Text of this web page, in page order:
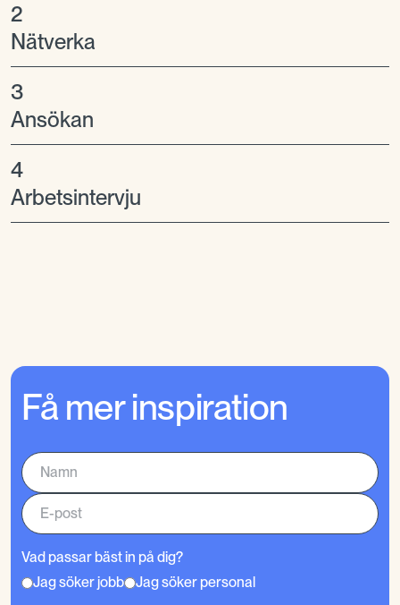
2
Nätverka
3
Ansökan
4
Arbetsintervju
Få mer inspiration
Vad passar bäst in på dig?
Jag söker jobb
Jag söker personal